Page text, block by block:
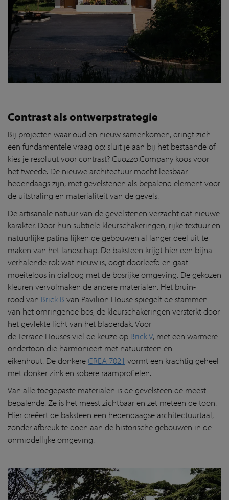
Contrast als ontwerpstrategie
Bij projecten waar oud en nieuw samenkomen, dringt zich
een fundamentele vraag op: sluit je aan bij het bestaande of
kies je resoluut voor contrast? Cuozzo.Company koos voor
het tweede. De nieuwe architectuur mocht leesbaar
hedendaags zijn, met gevelstenen als bepalend element voor
de uitstraling en materialiteit van de gevels.
De artisanale natuur van de gevelstenen verzacht dat nieuwe
karakter. Door hun subtiele kleurschakeringen, rijke textuur en
natuurlijke patina lijken de gebouwen al langer deel uit te
maken van het landschap. De baksteen krijgt hier een bijna
verhalende rol: wat nieuw is, oogt doorleefd en gaat
moeiteloos in dialoog met de bosrijke omgeving. De gekozen
kleuren vervolmaken de andere materialen. Het bruin-
rood van Brick B van Pavilion House spiegelt de stammen
van het omringende bos, de kleurschakeringen versterkt door
het gevlekte licht van het bladerdak. Voor
de Terrace Houses viel de keuze op Brick V, met een warmere
ondertoon die harmonieert met natuursteen en
eikenhout. De donkereCREA 7021 vormt een krachtig geheel
met donker zink en sobere raamprofielen.
Van alle toegepaste materialen is de gevelsteen de meest
bepalende. Ze is het meest zichtbaar en zet meteen de toon.
Hier creëert de baksteen een hedendaagse architectuurtaal,
zonder afbreuk te doen aan de historische gebouwen in de
onmiddellijke omgeving.